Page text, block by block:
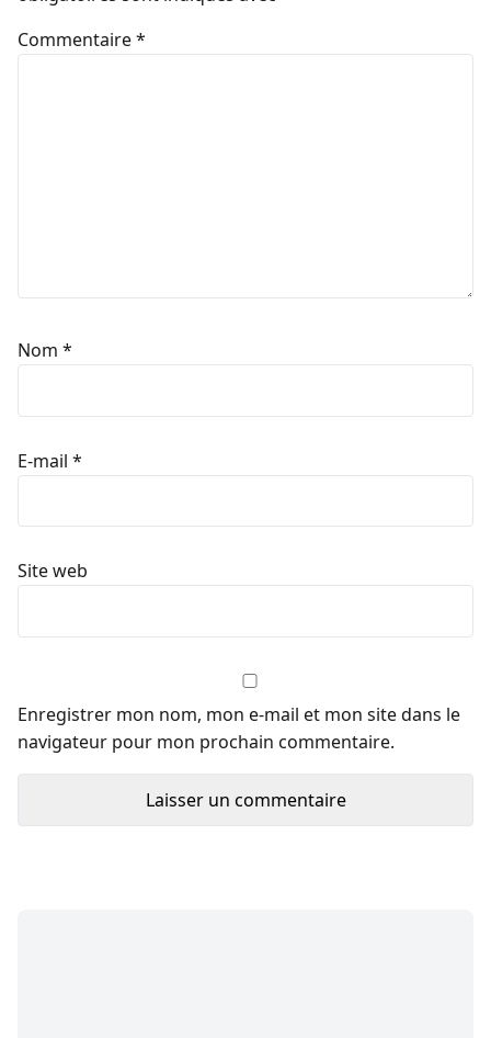
Commentaire*
Nom *
E-mail *
Site web
Enregistrer mon nom, mon e-mail et mon site dans le
navigateur pour mon prochain commentaire.